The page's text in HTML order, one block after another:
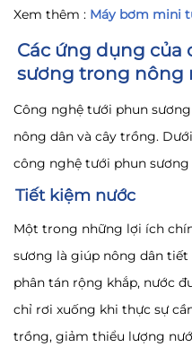
Xem thêm : Máy bơm mini
Các ứng dụng
sương trong nông
Công nghệ tưới phun
nông dân và cây trồng.
công nghệ tưới phun
Tiết kiệm nước
Một trong những lợi ích
sương là giúp nông dân
phân tán rộng khắp, nước
chỉ rơi xuống khi thực sự
trồng, giảm thiểu lượng